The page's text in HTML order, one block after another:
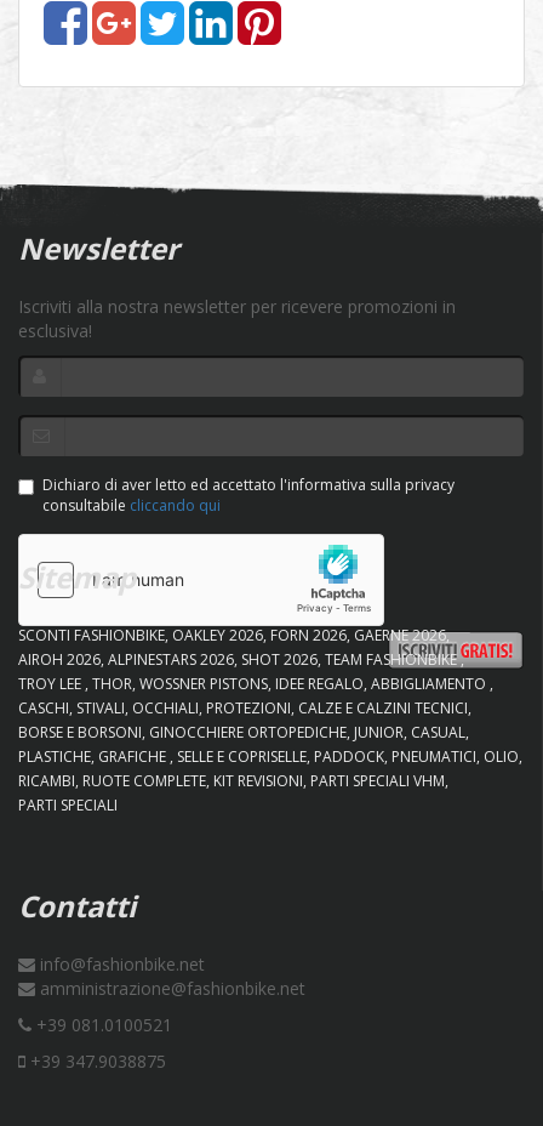
Newsletter
Iscriviti alla nostra newsletter per ricevere promozioni in
esclusiva!
Dichiaro di aver letto ed accettato l'informativa sulla privacy
consultabile cliccando qui
Sitemap
SCONTI FASHIONBIKE OAKLEY 2026 FORN 2026 GAERNE 2026
AIROH 2026 ALPINESTARS 2026 SHOT 2026 TEAM FASHIONBIKE
TROY LEE THOR WOSSNER PISTONS IDEE REGALO ABBIGLIAMENTO
CASCHI STIVALI OCCHIALI PROTEZIONI CALZE E CALZINI TECNICI
BORSE E BORSONI GINOCCHIERE ORTOPEDICHE JUNIOR CASUAL
PLASTICHE GRAFICHE SELLE E COPRISELLE PADDOCK PNEUMATICI OLIO
RICAMBI RUOTE COMPLETE KIT REVISIONI PARTI SPECIALI VHM
PARTI SPECIALI
Contatti
info@fashionbike.net
amministrazione@fashionbike.net
+39 081.0100521
+39 347.9038875